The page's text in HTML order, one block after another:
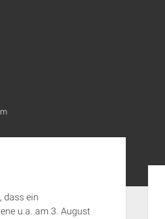
dass ein
u.a. am 3. August